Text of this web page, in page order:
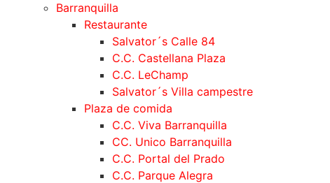
Barranquilla
Restaurante
Salvator´s Calle 84
C.C. Castellana Plaza
C.C. LeChamp
Salvator´s Villa campestre
Plaza de comida
C.C. Viva Barranquilla
CC. Unico Barranquilla
C.C. Portal del Prado
C.C. Parque Alegra